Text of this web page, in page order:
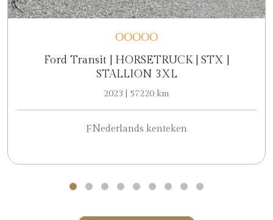
Ford Transit | HORSETRUCK | STX |
STALLION 3XL
2023 | 57220 km
Nederlands kenteken